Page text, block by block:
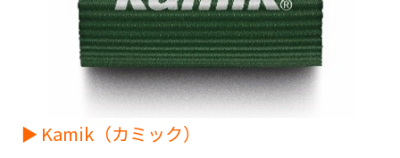
► Kamik（カミック）